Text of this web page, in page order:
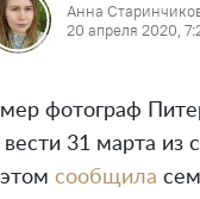
Анна
20 апреля 2020,
фотограф
31 марта из
сообщила